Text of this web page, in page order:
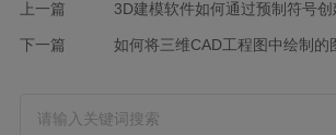
上一篇
下一篇